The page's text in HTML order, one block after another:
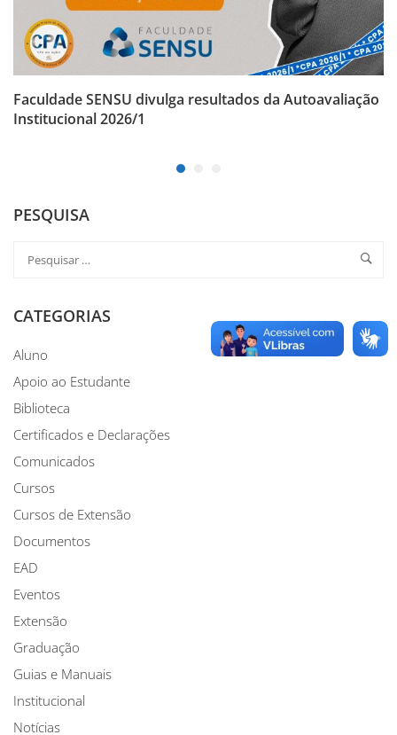
Faculdade SENSU divulga resultados da Autoavaliação
Institucional 2026/1
PESQUISA
CATEGORIAS
Aluno
Apoio ao Estudante
Biblioteca
Certificados e Declarações
Comunicados
Cursos
Cursos de Extensão
Documentos
EAD
Eventos
Extensão
Graduação
Guias e Manuais
Institucional
Notícias